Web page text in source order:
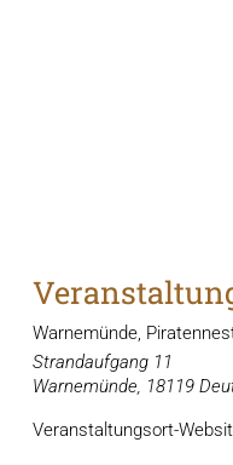
Warnemünde,
Strandaufgang 11
Warnemünde, 18119
Veranstaltungsort-